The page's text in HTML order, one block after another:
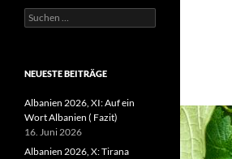
Suchen
nach:
NEUESTE BEITRÄGE
Albanien 2026, XI: Auf ein
Wort Albanien ( Fazit)
16. Juni 2026
Albanien 2026, X: Tirana